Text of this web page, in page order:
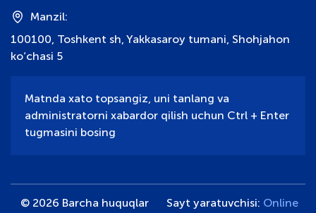
Manzil:
100100, Toshkent sh, Yakkasaroy tumani, Shohjahon
ko‘chasi 5
Matnda xato topsangiz, uni tanlang va
administratorni xabardor qilish uchun Ctrl + Enter
tugmasini bosing
© 2026 Barcha huquqlar Sayt yaratuvchisi: Online